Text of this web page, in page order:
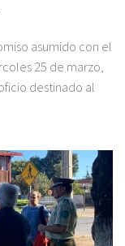
asumido con el
25 de marzo,
destinado al